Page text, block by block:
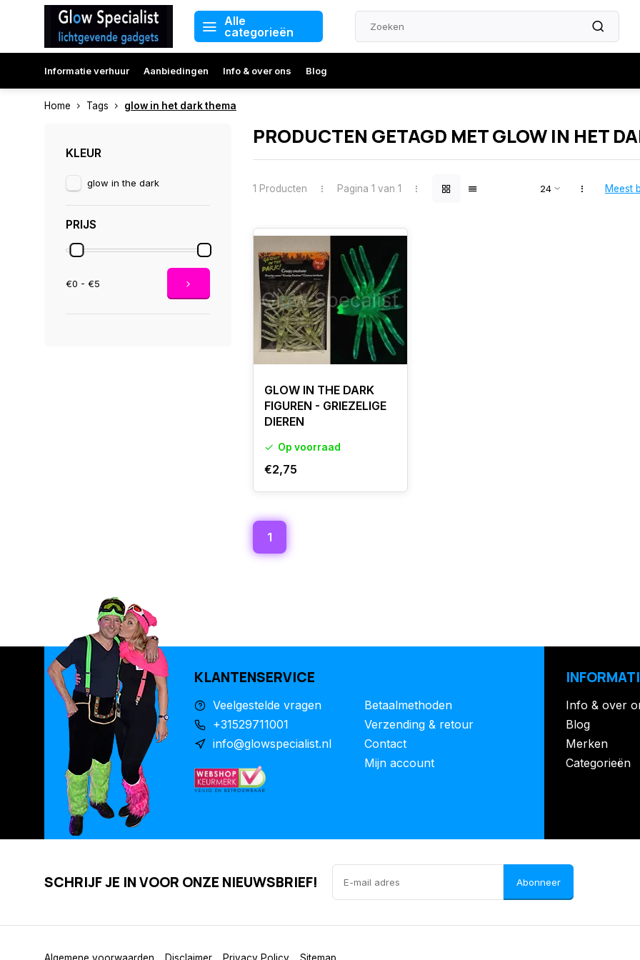
Alle
categorieën
Informatie verhuur Aanbiedingen Info & over ons Blog
Home Tags glow in het dark thema
KLEUR
glow in the dark
PRIJS
€0 - €5
PRODUCTEN GETAGD MET GLOW IN HET
1 Producten Pagina 1 van 1 Meest
GLOW IN THE DARK
FIGUREN - GRIEZELIGE
DIEREN
Op voorraad
€2,75
1
KLANTENSERVICE
Veelgestelde vragen
+31529711001
info@glowspecialist.nl
Betaalmethoden
Verzending & retour
Contact
Mijn account
Info & over
Blog
Merken
Categorieën
SCHRIJF JE IN VOOR ONZE NIEUWSBRIEF! Abonneer
Algemene voorwaarden Disclaimer Privacy Policy Sitemap